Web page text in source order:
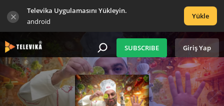
Televika Uygulamasını Yükleyin.
android
Yükle
SUBSCRIBE Giriş Yap